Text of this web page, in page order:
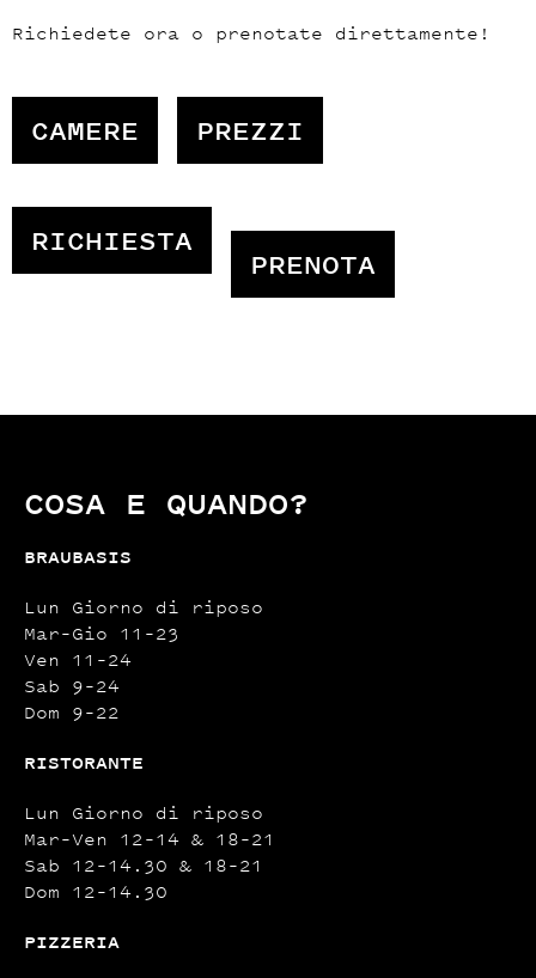
Richiedete ora o prenotate direttamente!
CAMERE PREZZI
RICHIESTA
PRENOTA
COSA E QUANDO?
BRAUBASIS
Lun Giorno di riposo
Mar–Gio 11–23
Ven 11–24
Sab 9–24
Dom 9–22
RISTORANTE
Lun Giorno di riposo
Mar–Ven 12–14 & 18–21
Sab 12–14.30 & 18–21
Dom 12–14.30
PIZZERIA